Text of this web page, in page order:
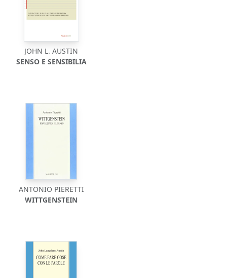
JOHN L. AUSTIN
SENSO E SENSIBILIA
ANTONIO PIERETTI
WITTGENSTEIN